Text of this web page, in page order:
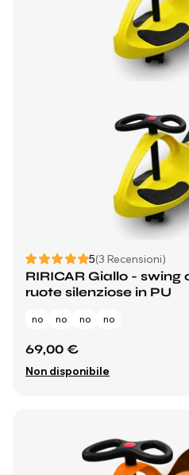
5(3 Recensioni)
RIRICAR Giallo -
ruote silenziose in PU
no no no no
69,00 €
Non disponibile